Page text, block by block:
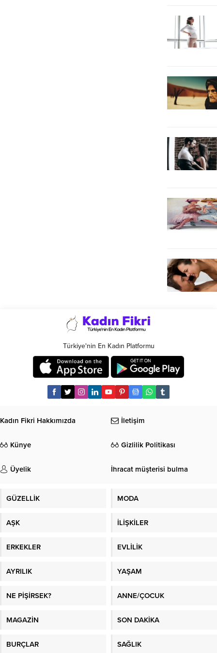
Türkiye'nin En Kadın Platformu
Kadın Fikri Hakkımızda İletişim
Künye Gizlilik Politikası
Üyelik İhracat müşterisi bulma
GÜZELLİK MODA
AŞK İLİŞKİLER
ERKEKLER EVLİLİK
AYRILIK YAŞAM
NE PİŞİRSEK? ANNE/ÇOCUK
MAGAZİN SON DAKİKA
BURÇLAR SAĞLIK